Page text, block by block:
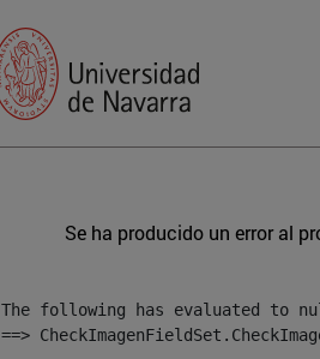
Se ha producido un error al
The following has evaluated to
==>